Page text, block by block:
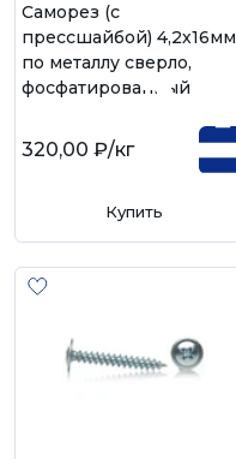
Саморез (с
прессшайбой) 4,2х16мм
по металлу сверло,
фосфатированный
320,00 ₽/кг
Купить